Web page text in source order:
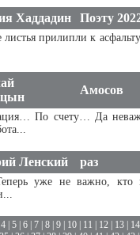
Хаддадин Поэту
листья прилипли к
Амосов
По счету… Да
Ленский раз
уже не важно, кто
4 5 6 7 8 9 10 11 12 13
14